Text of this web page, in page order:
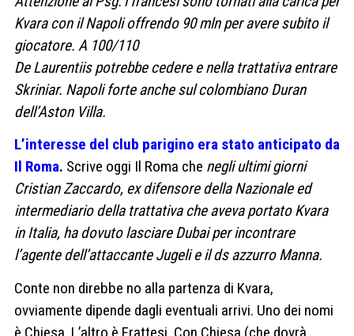
Kvara con il Napoli offrendo 90 mln per avere subito il
giocatore. A 100/110
De Laurentiis potrebbe cedere e nella trattativa entrare
Skriniar. Napoli forte anche sul colombiano Duran
dell’Aston Villa.
L’interesse del club parigino era stato anticipato da
Il Roma. Scrive oggi Il Roma che negli ultimi giorni
Cristian Zaccardo, ex difensore della Nazionale ed
intermediario della trattativa che aveva portato Kvara
in Italia, ha dovuto lasciare Dubai per incontrare
l’agente dell’attaccante Jugeli e il ds azzurro Manna.
Conte non direbbe no alla partenza di Kvara,
ovviamente dipende dagli eventuali arrivi. Uno dei nomi
è Chiesa. L’altro è Frattesi. Con Chiesa (che dovrà